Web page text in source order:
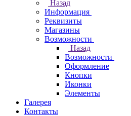
Назад
Информация
Реквизиты
Магазины
Возможности
Назад
Возможности
Оформление
Кнопки
Иконки
Элементы
Галерея
Контакты